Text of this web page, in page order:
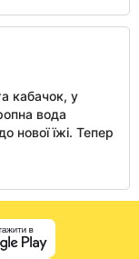
кабачок, у
вода
нової їжі. Тепер